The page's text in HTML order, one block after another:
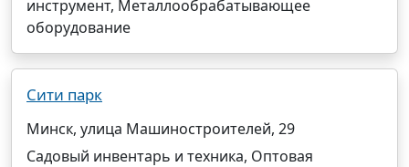
инструмент, Металлообрабатывающее
оборудование
Сити парк
Минск, улица Машиностроителей, 29
Садовый инвентарь и техника, Оптовая